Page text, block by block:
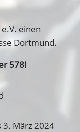
einen
Dortmund.
578!
3. März 2024